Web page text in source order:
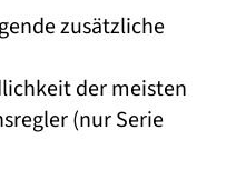
zusätzliche
der meisten
(nur Serie